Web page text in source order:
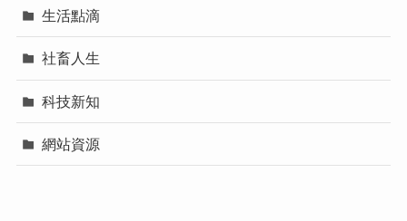
生活點滴
社畜人生
科技新知
網站資源